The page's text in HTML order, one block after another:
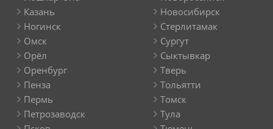
Казань
Новосибирск
Ногинск
Омск
Орёл
Оренбург
Пенза
Пермь
Петрозаводск
Стерлитамак
Сургут
Сыктывкар
Тверь
Тольятти
Томск
Тула